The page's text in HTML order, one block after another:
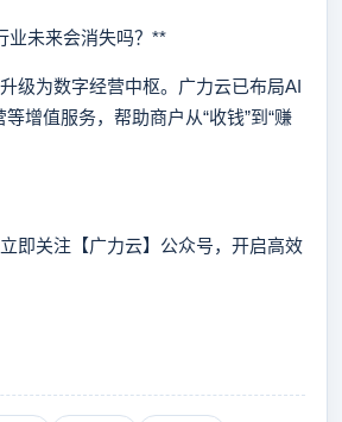
未来会消失吗？**
为数字经营中枢。广力云已布局AI
增值服务，帮助商户从“收钱”到“赚
关注【广力云】公众号，开启高效